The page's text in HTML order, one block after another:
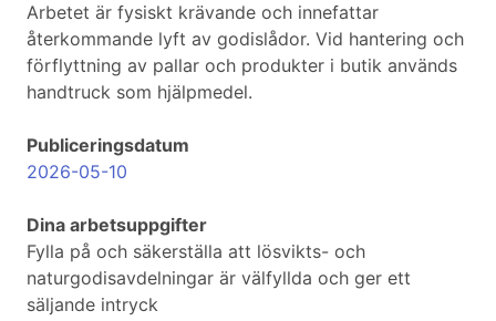
Arbetet är fysiskt krävande och innefattar
återkommande lyft av godislådor. Vid hantering och
förflyttning av pallar och produkter i butik används
handtruck som hjälpmedel.
Publiceringsdatum
2026-05-10
Dina arbetsuppgifter
Fylla på och säkerställa att lösvikts- och
naturgodisavdelningar är välfyllda och ger ett
säljande intryck